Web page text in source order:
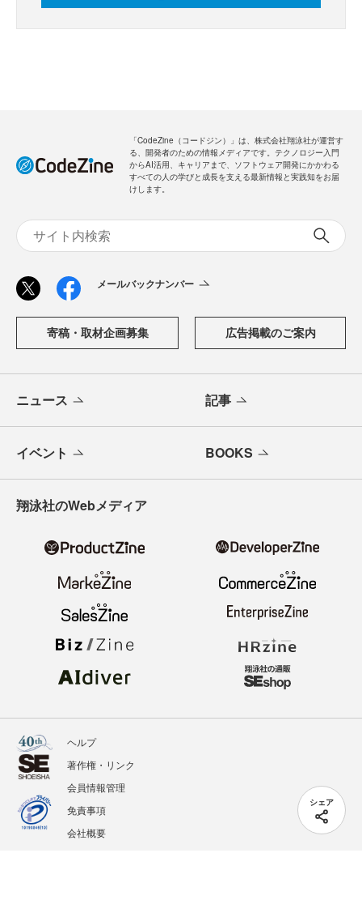
シェア
「CodeZine（コードジン）」は、株式会社翔泳社が運営す
る、開発者のための情報メディアです。テクノロジー入門
からAI活用、キャリアまで、ソフトウェア開発にかかわる
すべての人の学びと成長を支える最新情報と実践知をお届
けします。
メールバックナンバー
寄稿・取材企画募集 広告掲載のご案内
ニュース 記事
イベント BOOKS
翔泳社のWebメディア
ヘルプ
著作権・リンク
会員情報管理
免責事項
会社概要